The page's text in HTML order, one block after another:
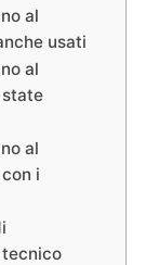
al
usati
al
state
al
i